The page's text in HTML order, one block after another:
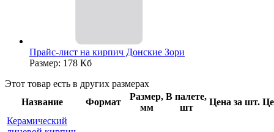
Прайс-лист на кирпич Донские Зори
Размер: 178 Кб
Этот товар есть в других размерах
Название
Формат
Размер,
мм
В палете,
шт
Цена за шт.
Керамический